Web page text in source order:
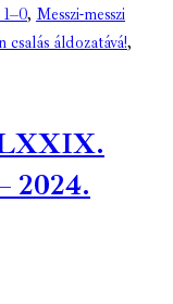
, Messzi-messzi
csalás áldozatává!,
LXXIX.
2024.